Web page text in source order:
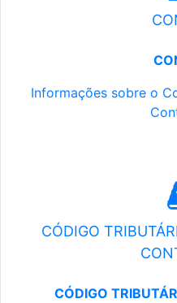
Informações sobre o
CÓDIGO
CÓDIGO